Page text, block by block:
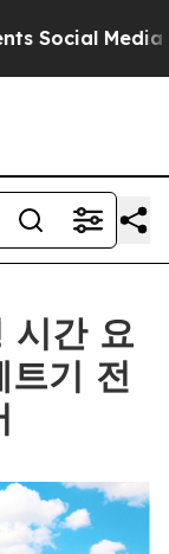
Media
간 요
트기 전